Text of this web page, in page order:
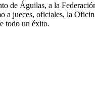
de Águilas, a la
jueces, oficiales, la
todo un éxito.